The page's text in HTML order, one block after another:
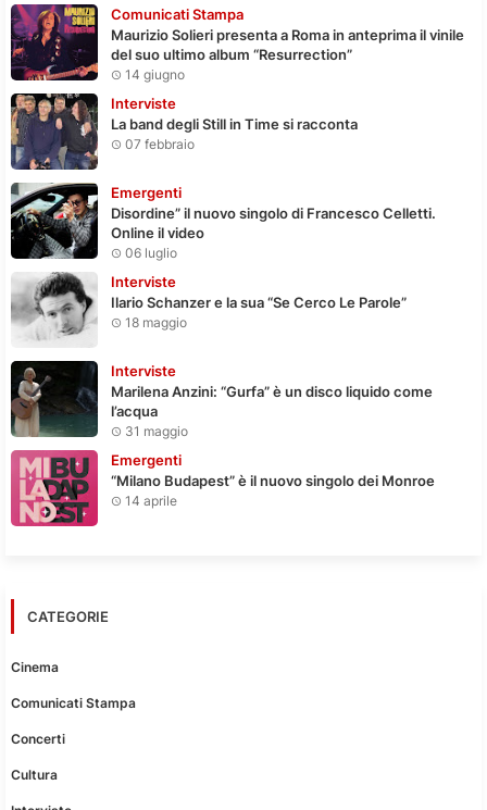
Comunicati Stampa
Maurizio Solieri presenta a Roma in anteprima il vinile
del suo ultimo album “Resurrection”
14 giugno
Interviste
La band degli Still in Time si racconta
07 febbraio
Emergenti
Disordine” il nuovo singolo di Francesco Celletti.
Online il video
06 luglio
Interviste
Ilario Schanzer e la sua “Se Cerco Le Parole”
18 maggio
Interviste
Marilena Anzini: “Gurfa” è un disco liquido come
l’acqua
31 maggio
Emergenti
“Milano Budapest” è il nuovo singolo dei Monroe
14 aprile
CATEGORIE
Cinema
Comunicati Stampa
Concerti
Cultura